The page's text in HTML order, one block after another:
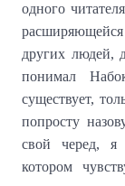
одного
других людей,
понимал
существует,
попросту
свой черед, я
котором